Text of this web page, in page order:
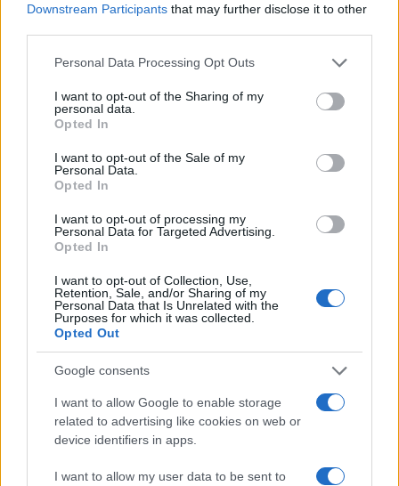
Downstream Participants that may further disclose it to other
Please note that this website/app uses one or more Google
not limited to your visit or usage behaviour. You may click to
grant or deny consent to Google and its third-party tags to
use your data for below specified purposes in below Google
consent section.
Personal Data Processing Opt Outs
I want to opt-out of the Sharing of my
personal data.
Opted In
I want to opt-out of the Sale of my
Personal Data.
Opted In
I want to opt-out of processing my
Personal Data for Targeted Advertising.
Opted In
I want to opt-out of Collection, Use,
Retention, Sale, and/or Sharing of my
Personal Data that Is Unrelated with the
Purposes for which it was collected.
Opted Out
Google consents
I want to allow Google to enable storage
related to advertising like cookies on web or
device identifiers in apps.
I want to allow my user data to be sent to
Continua a leggere